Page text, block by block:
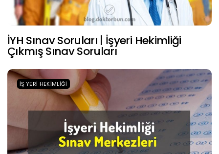
İYH Sınav Soruları | İşyeri Hekimliği
Çıkmış Sınav Soruları
İŞ YERI HEKIMLIĞI